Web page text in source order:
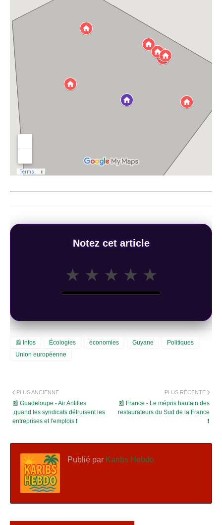
Notez cet article
★ ★ ★ ★ ★
📰 Infos Écologies économies Guyane
Politiques
Union européenne
PLUS RÉCENTE
📰 France - Le mépris hautain des
restaurateurs du Sud de la France
❗
PLUS ANCIENNE
📰 Guadeloupe - Air Antilles
,quand les syndicats détruisent les
entreprises et l'emplois ❗
Publié par Karibs Hebdo